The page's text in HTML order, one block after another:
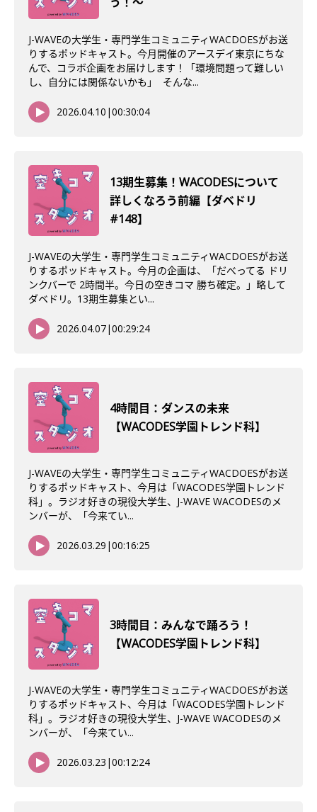
J-WAVEの大学生・専門学生コミュニティWACDOESがお送
りするポッドキャスト。今月開催のアースデイ東京にちな
んで、コラボ企画をお届けします！「環境問題って難しい
し、自分には関係ないかも」 そんな...
2026.04.10 |00:30:04
13期生募集！WACODESについて
詳しくなろう前編【ダベドリ
#148】
J-WAVEの大学生・専門学生コミュニティWACDOESがお送
りするポッドキャスト。今月の企画は、「だべってる ドリ
ンクバーで 2時間半。今日の空きコマ 勝ち確定。」略して
ダベドリ。13期生募集とい...
2026.04.07|00:29:24
4時間目：ダンスの未来
【WACODES学園トレンド科】
J-WAVEの大学生・専門学生コミュニティWACDOESがお送
りするポッドキャスト、今月は「WACODES学園トレンド
科」。ラジオ好きの現役大学生、J-WAVE WACODESのメ
ンバーが、「今来てい...
2026.03.29 |00:16:25
3時間目：みんなで踊ろう！
【WACODES学園トレンド科】
J-WAVEの大学生・専門学生コミュニティWACDOESがお送
りするポッドキャスト、今月は「WACODES学園トレンド
科」。ラジオ好きの現役大学生、J-WAVE WACODESのメ
ンバーが、「今来てい...
2026.03.23 |00:12:24